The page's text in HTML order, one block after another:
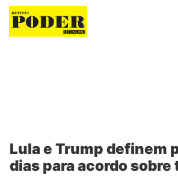
Revista Poder
Lula e Trump definem
dias para acordo sobre